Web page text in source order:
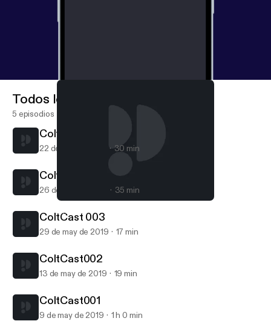
ColtCast
Todos los episodios
5 episodios
ColtCast005
22 de nov de 2019 30 min
ColtCast004
26 de sep de 2019 35 min
ColtCast 003
29 de may de 2019 17 min
ColtCast002
13 de may de 2019 19 min
ColtCast001
9 de may de 2019 1 h 0 min